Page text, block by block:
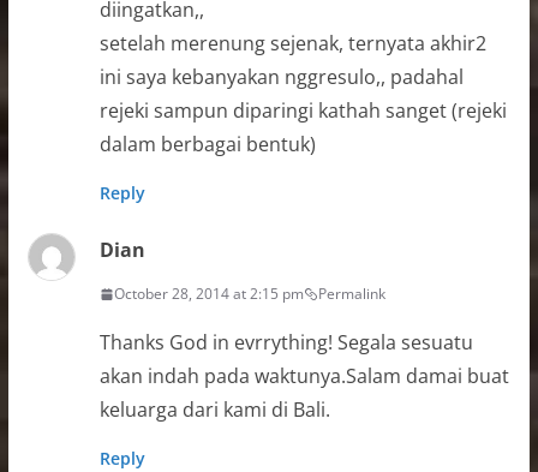
diingatkan,,
setelah merenung sejenak, ternyata akhir2
ini saya kebanyakan nggresulo,, padahal
rejeki sampun diparingi kathah sanget (rejeki
dalam berbagai bentuk)
Reply
Dian
October 28, 2014 at 2:15 pm Permalink
Thanks God in evrrything! Segala sesuatu
akan indah pada waktunya.Salam damai buat
keluarga dari kami di Bali.
Reply